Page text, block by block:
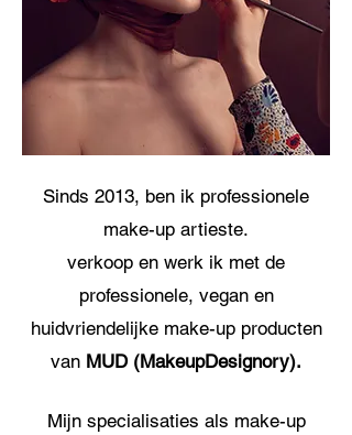
Sinds 2013, ben ik professionele
make-up artieste.
verkoop en werk ik met de
professionele, vegan en
huidvriendelijke make-up producten
van MUD (MakeupDesignory).
Mijn specialisaties als make-up